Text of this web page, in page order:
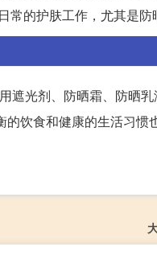
的护肤工作，尤其是防
遮光剂、防晒霜、防晒
饮食和健康的生活习惯